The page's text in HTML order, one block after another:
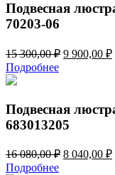
Подвесная
70203-06
15 300,00₽ 9 900,00 ₽
Подробнее
Подвесная
683013205
16 080,00₽ 8 040,00 ₽
Подробнее